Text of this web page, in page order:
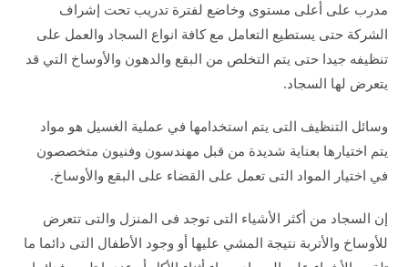
مدرب على أعلى مستوى وخاضع لفترة تدريب تحت إشراف
الشركة حتى يستطيع التعامل مع كافة انواع السجاد والعمل على
تنظيفه جيدا حتى يتم التخلص من البقع والدهون والأوساخ التي قد
يتعرض لها السجاد.
وسائل التنظيف التى يتم استخدامها في عملية الغسيل هو مواد
يتم اختيارها بعناية شديدة من قبل مهندسون وفنيون متخصصون
في اختيار المواد التى تعمل على القضاء على البقع والأوساخ.
إن السجاد من أكثر الأشياء التى توجد فى المنزل والتى تتعرض
للأوساخ والأتربة نتيجة المشي عليها أو وجود الأطفال التى دائما ما